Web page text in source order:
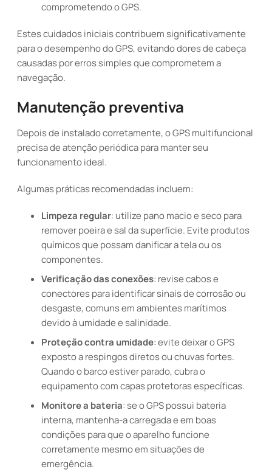
comprometendo o GPS.
Estes cuidados iniciais contribuem significativamente
para o desempenho do GPS, evitando dores de cabeça
causadas por erros simples que comprometem a
navegação.
Manutenção preventiva
Depois de instalado corretamente, o GPS multifuncional
precisa de atenção periódica para manter seu
funcionamento ideal.
Algumas práticas recomendadas incluem:
Limpeza regular: utilize pano macio e seco para
remover poeira e sal da superfície. Evite produtos
químicos que possam danificar a tela ou os
componentes.
Verificação das conexões: revise cabos e
conectores para identificar sinais de corrosão ou
desgaste, comuns em ambientes marítimos
devido à umidade e salinidade.
Proteção contra umidade: evite deixar o GPS
exposto a respingos diretos ou chuvas fortes.
Quando o barco estiver parado, cubra o
equipamento com capas protetoras específicas.
Monitore a bateria: se o GPS possui bateria
interna, mantenha-a carregada e em boas
condições para que o aparelho funcione
corretamente mesmo em situações de
emergência.